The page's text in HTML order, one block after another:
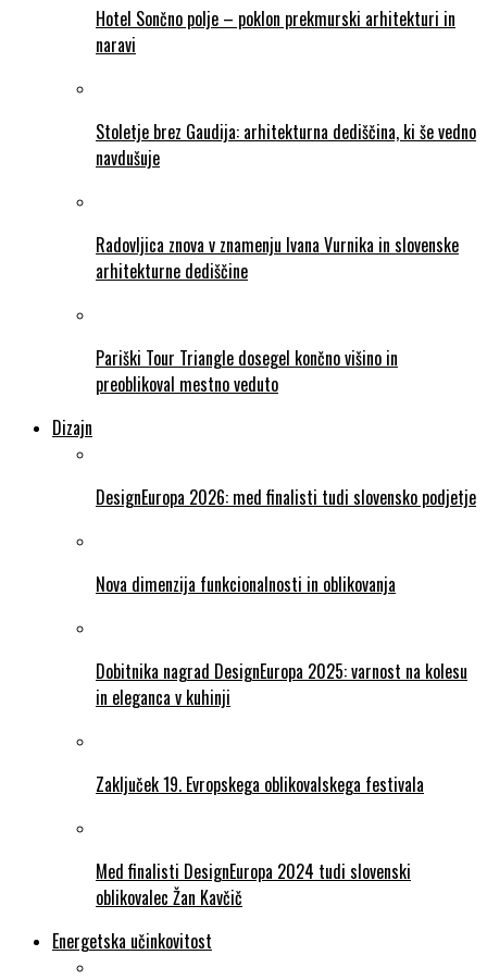
Hotel Sončno polje – poklon prekmurski arhitekturi in
naravi
Stoletje brez Gaudija: arhitekturna dediščina, ki še vedno
navdušuje
Radovljica znova v znamenju Ivana Vurnika in slovenske
arhitekturne dediščine
Pariški Tour Triangle dosegel končno višino in
preoblikoval mestno veduto
Dizajn
DesignEuropa 2026: med finalisti tudi slovensko podjetje
Nova dimenzija funkcionalnosti in oblikovanja
Dobitnika nagrad DesignEuropa 2025: varnost na kolesu
in eleganca v kuhinji
Zaključek 19. Evropskega oblikovalskega festivala
Med finalisti DesignEuropa 2024 tudi slovenski
oblikovalec Žan Kavčič
Energetska učinkovitost